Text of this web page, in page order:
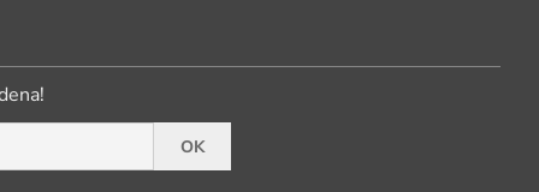
OK